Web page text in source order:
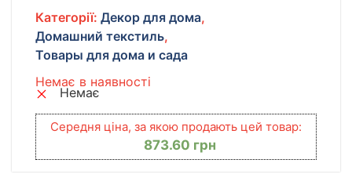
Категорії: Декор для дома,
Домашний текстиль,
Товары для дома и сада
Немає в наявності
Немає
Середня ціна, за якою продають цей товар:
873.60 грн